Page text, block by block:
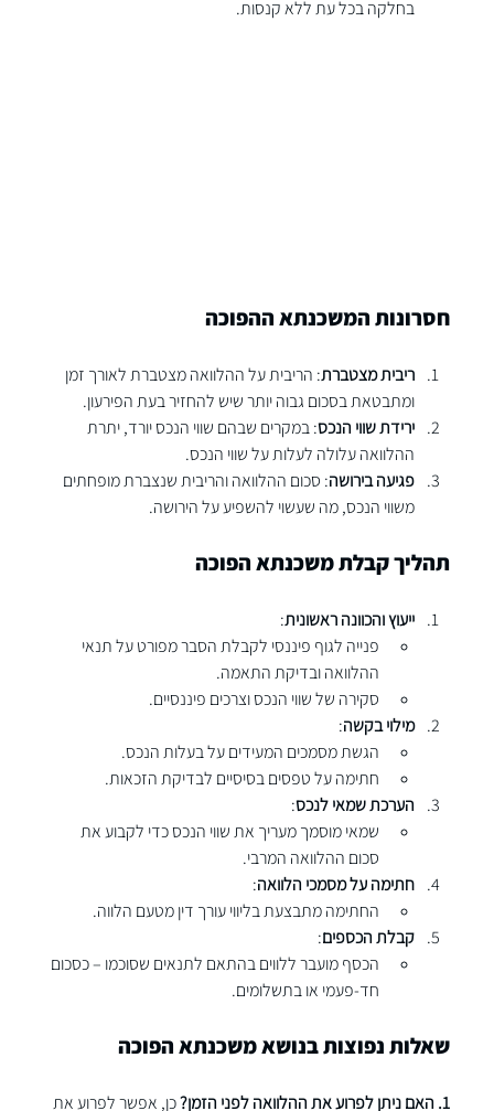
בחלקה בכל עת ללא קנסות.
חסרונות המשכנתא ההפוכה
ריבית מצטברת: הריבית על ההלוואה מצטברת לאורך זמן
ומתבטאת בסכום גבוה יותר שיש להחזיר בעת הפירעון.
ירידת שווי הנכס: במקרים שבהם שווי הנכס יורד, יתרת
ההלוואה עלולה לעלות על שווי הנכס.
פגיעה בירושה: סכום ההלוואה והריבית שנצברת מופחתים
משווי הנכס, מה שעשוי להשפיע על הירושה.
תהליך קבלת משכנתא הפוכה
ייעוץ והכוונה ראשונית:
פנייה לגוף פיננסי לקבלת הסבר מפורט על תנאי
ההלוואה ובדיקת התאמה.
סקירה של שווי הנכס וצרכים פיננסיים.
מילוי בקשה:
הגשת מסמכים המעידים על בעלות הנכס.
חתימה על טפסים בסיסיים לבדיקת הזכאות.
הערכת שמאי לנכס:
שמאי מוסמך מעריך את שווי הנכס כדי לקבוע את
סכום ההלוואה המרבי.
חתימה על מסמכי הלוואה:
החתימה מתבצעת בליווי עורך דין מטעם הלווה.
קבלת הכספים:
הכסף מועבר ללווים בהתאם לתנאים שסוכמו – כסכום
חד-פעמי או בתשלומים.
שאלות נפוצות בנושא משכנתא הפוכה
1. האם ניתן לפרוע את ההלוואה לפני הזמן? כן, אפשר לפרוע את